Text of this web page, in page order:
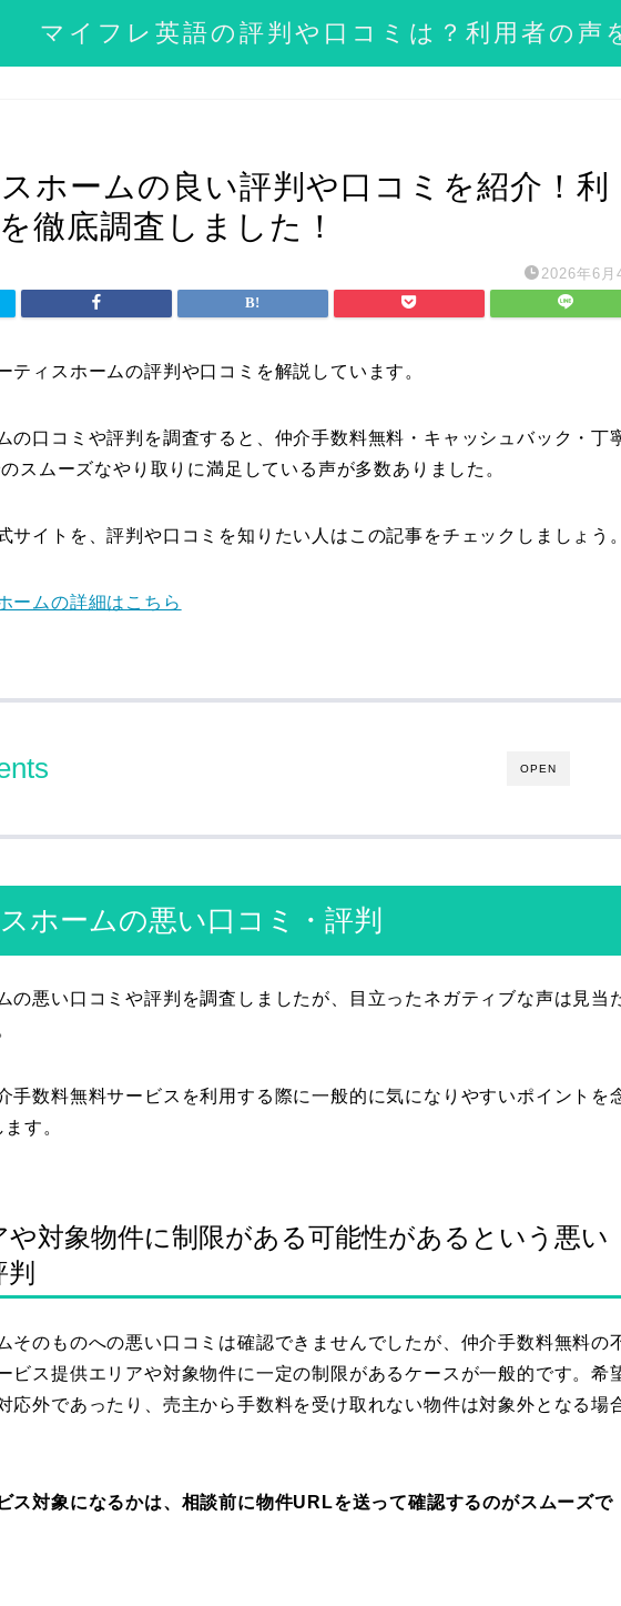
マイフレ英語の評判や口コミは？利用者の声
ホームの良い評判や口コミを紹介！利
徹底調査しました！
2026年6月
ティスホームの評判や口コミを解説しています。
の口コミや評判を調査すると、仲介手数料無料・キャッシュバック・丁
スムーズなやり取りに満足している声が多数ありました。
サイトを、評判や口コミを知りたい人はこの記事をチェックしましょう。
ームの詳細はこちら
OPEN
ホームの悪い口コミ・評判
の悪い口コミや評判を調査しましたが、目立ったネガティブな声は見当
手数料無料サービスを利用する際に一般的に気になりやすいポイントを
す。
や対象物件に制限がある可能性があるという悪い
そのものへの悪い口コミは確認できませんでしたが、仲介手数料無料の
ビス提供エリアや対象物件に一定の制限があるケースが一般的です。希
応外であったり、売主から手数料を受け取れない物件は対象外となる場
ス対象になるかは、相談前に物件URLを送って確認するのがスムーズで